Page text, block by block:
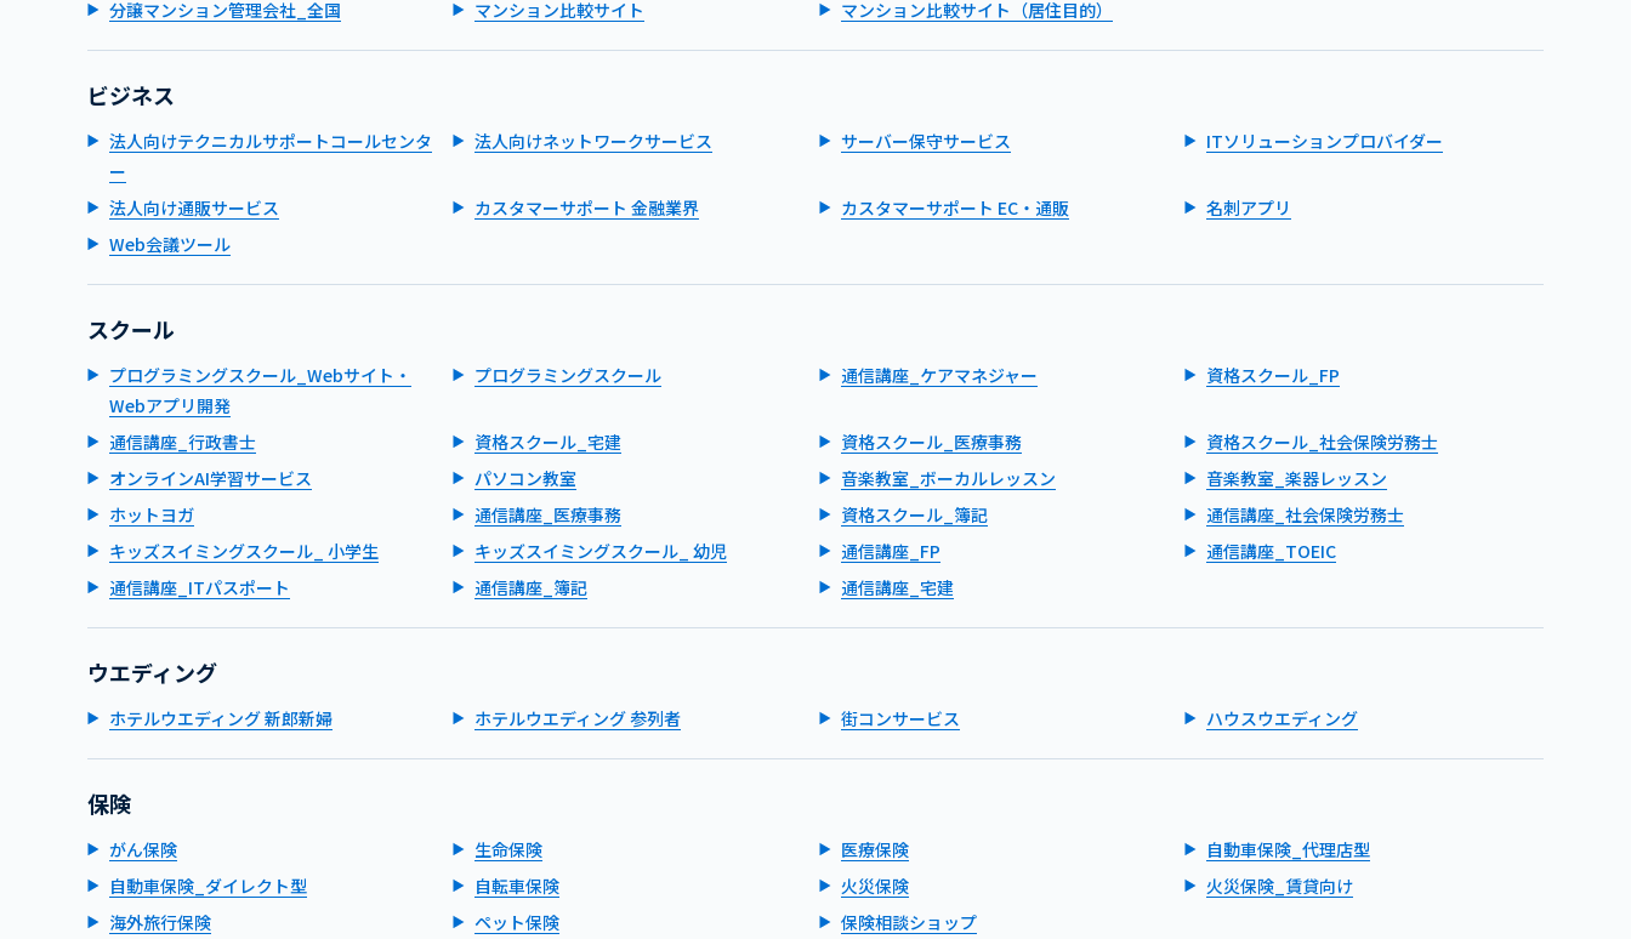
分譲マンション管理会社_全国
マンション比較サイト マンション比較サイト（居住目的）
ビジネス
法人向けテクニカルサポートコールセンタ
ー
法人向けネットワークサービス サーバー保守サービス ITソリューションプロバイダー
法人向け通販サービス カスタマーサポート 金融業界 カスタマーサポート EC・通販
名刺アプリ
Web会議ツール
スクール
プログラミングスクール_Webサイト・
Webアプリ開発
プログラミングスクール 通信講座_ケアマネジャー 資格スクール_FP
通信講座_行政書士 資格スクール_宅建 資格スクール_医療事務
資格スクール_社会保険労務士
オンラインAI学習サービス
パソコン教室 音楽教室_ボーカルレッスン
音楽教室_楽器レッスン
ホットヨガ
通信講座_医療事務 資格スクール_簿記
通信講座_社会保険労務士
キッズスイミングスクール_ 小学生
キッズスイミングスクール_ 幼児 通信講座_FP
通信講座_TOEIC
通信講座_ITパスポート
通信講座_簿記 通信講座_宅建
ウエディング
ホテルウエディング 新郎新婦 ホテルウエディング 参列者 街コンサービス ハウスウエディング
保険
がん保険 生命保険 医療保険
自動車保険_代理店型
自動車保険_ダイレクト型
自転車保険 火災保険
火災保険_賃貸向け
海外旅行保険
ペット保険 保険相談ショップ